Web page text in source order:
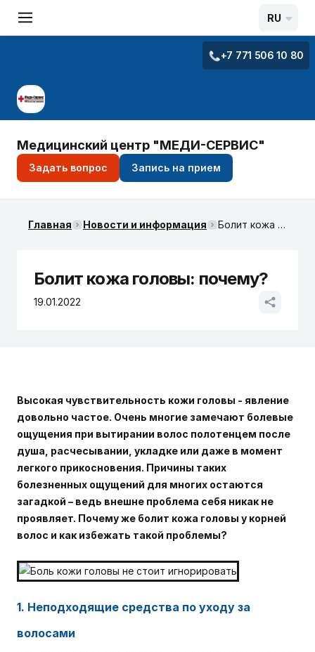
RU
+7 771 506 10 80
Медицинский центр "МЕДИ-СЕРВИС"
Задать вопрос Запись на прием
Главная Новости и информация Болит кожа головы: почему?
Болит кожа головы: почему?
19.01.2022
Высокая чувствительность кожи головы - явление
довольно частое. Очень многие замечают болевые
ощущения при вытирании волос полотенцем после
душа, расчесывании, укладке или даже в момент
легкого прикосновения. Причины таких
болезненных ощущений для многих остаются
загадкой – ведь внешне проблема себя никак не
проявляет. Почему же болит кожа головы у корней
волос и как избежать такой проблемы?
1. Неподходящие средства по уходу за
волосами